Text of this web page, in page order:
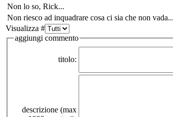
Non lo so, Rick...
Non riesco ad inquadrare cosa ci sia che non
Visualizza #
aggiungi commento
titolo:
descrizione (max